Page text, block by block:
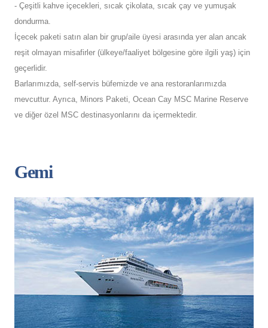
- Çeşitli kahve içecekleri, sıcak çikolata, sıcak çay ve yumuşak
dondurma.
İçecek paketi satın alan bir grup/aile üyesi arasında yer alan ancak
reşit olmayan misafirler (ülkeye/faaliyet bölgesine göre ilgili yaş) için
geçerlidir.
Barlarımızda, self-servis büfemizde ve ana restoranlarımızda
mevcuttur. Ayrıca, Minors Paketi, Ocean Cay MSC Marine Reserve
ve diğer özel MSC destinasyonlarını da içermektedir.
Gemi